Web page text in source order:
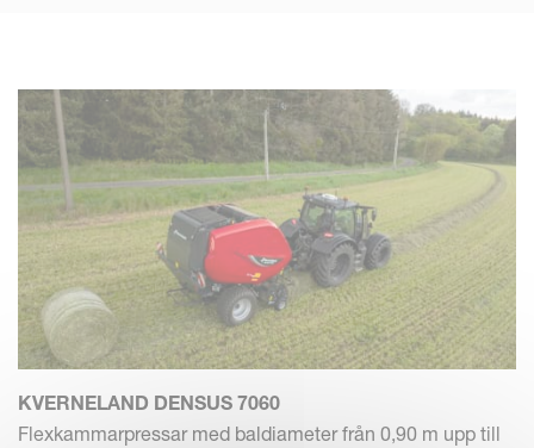
KVERNELAND DENSUS 7060
Flexkammarpressar med baldiameter från 0,90 m upp till